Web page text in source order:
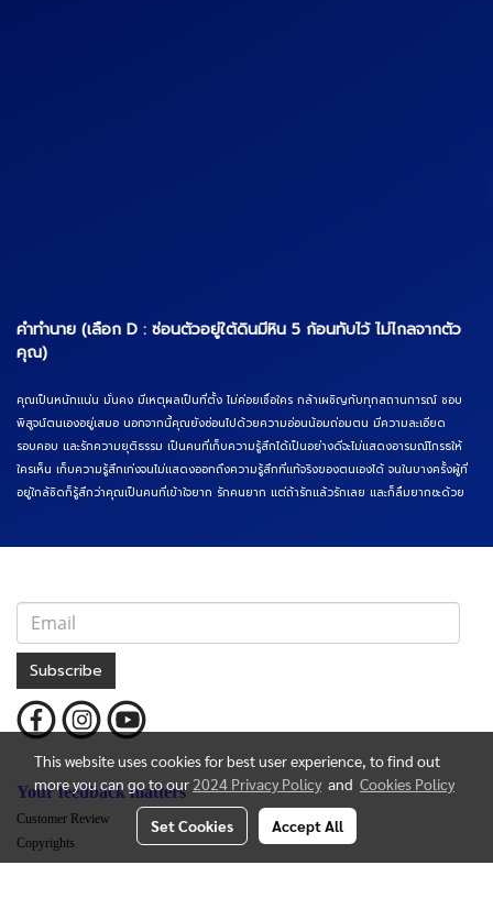
คำทำนาย (เลือก D : ซ่อนตัวอยู่ใต้ดินมีหิน 5 ก้อนทับไว้ ไม่ไกลจากตัว
คุณ)
คุณเป็นหนักแน่น มั่นคง มีเหตุผลเป็นที่ตั้ง ไม่ค่อยเชื่อใคร กล้าเผชิญกับทุกสถานการณ์ ชอบ
พิสูจน์ตนเองอยู่เสมอ นอกจากนี้คุณยังซ่อนไปด้วยความอ่อนน้อมถ่อมตน มีความละเอียด
รอบคอบ และรักความยุติธรรม เป็นคนที่เก็บความรู้สึกได้เป็นอย่างดีจะไม่แสดงอารมณ์โกรธให้
ใครเห็น เก็บความรู้สึกเก่งจนไม่แสดงออกถึงความรู้สึกที่แท้จริงของตนเองได้ จนในบางครั้งผู้ที่
อยู่ใกล้ชิดก็รู้สึกว่าคุณเป็นคนที่เข้าใจยาก รักคนยาก แต่ถ้ารักแล้วรักเลย และก็ลืมยากซะด้วย
Subscribe
Your feedback matters
Customer Review
Copyrights
This website uses cookies for best user experience, to find out
more you can go to our 2024 Privacy Policy and Cookies Policy
Set Cookies Accept All